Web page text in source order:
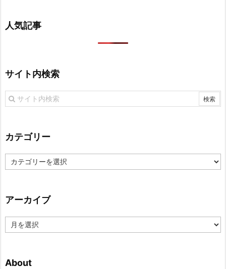
人気記事
サイト内検索
カテゴリー
テ
ー
アーカイブ
ー
ブ
About